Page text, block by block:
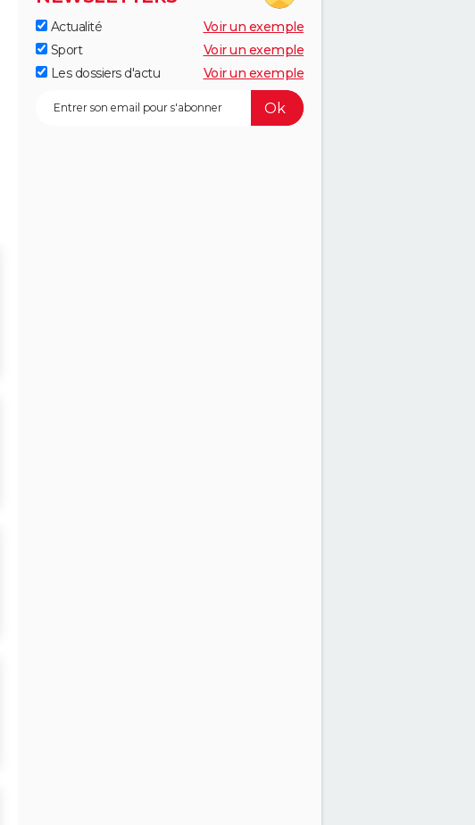
Actualité
Voir un exemple
Sport
Voir un exemple
Les dossiers d'actu
Voir un exemple